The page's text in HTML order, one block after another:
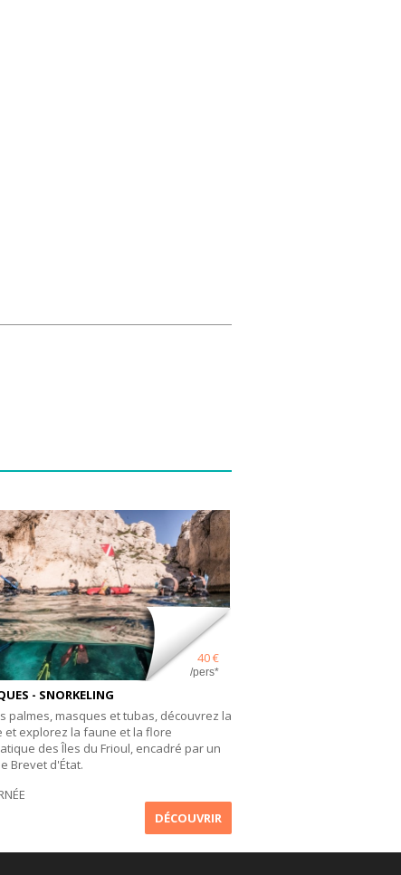
40 €
/pers*
- SNORKELING
palmes, masques et tubas, découvrez la
et explorez la faune et la flore
des Îles du Frioul, encadré par un
Brevet d'État.
DÉCOUVRIR